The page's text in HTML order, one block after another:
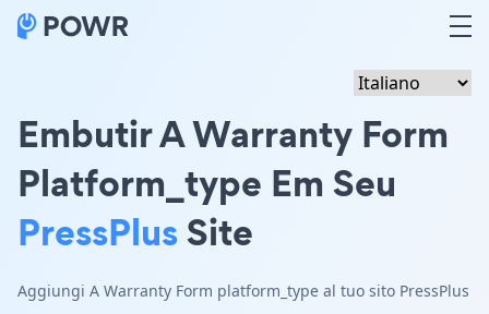
Embutir A Warranty Form
Platform_type Em Seu
PressPlusSite
Aggiungi A Warranty Form platform_type al tuo sito PressPlus